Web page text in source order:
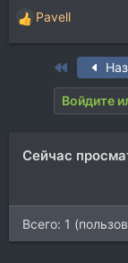
Р
е
Pavell
First
Войдите
Сейчас
Всего: 1